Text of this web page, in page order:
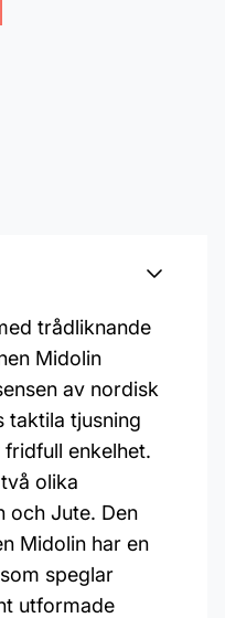
trådliknande
Midolin
av nordisk
taktila tjusning
enkelhet.
olika
och Jute. Den
Midolin har en
speglar
utformade